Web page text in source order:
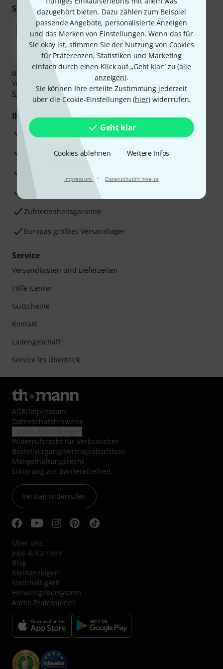
dazugehört bieten. Dazu zählen zum Beispiel
passende Angebote, personalisierte Anzeigen
und das Merken von Einstellungen. Wenn das für
Sie okay ist, stimmen Sie der Nutzung von Cookies
für Präferenzen, Statistiken und Marketing
einfach durch einen Klick auf „Geht klar“ zu (alle
anzeigen).
Sie können Ihre erteilte Zustimmung jederzeit
über die Cookie-Einstellungen (hier) widerrufen.
Geht klar
Cookies ablehnen Weitere Infos
Impressum · Datenschutzhinweise
Sicher einkaufen & bezahlen
Bezahlen Sie vertraulich und sicher per Nachnahme,
Vorkasse, PayPal, Amazon Pay,Klarna Sofort bezahlen
Klarna Ratenzahlungoder Kreditkarte.
Ihre Vorteile
3 Jahre Thomann Garantie
30 Tage Money-Back-Garantie
Beratung durch Fachexperten
Zufriedenheitsgarantie
Europas größtes Versandlager
Service
Versandkosten und Lieferzeiten
Hilfe-Center
Gutscheine
Kontakt
Ladengeschäft
Service im Überblick
AGB/Impressum
Datenschutzhinweise
Widerrufsrecht für Verbraucher
Bestellvorgang/Vertragsabschluss
Mängelhaftungsrecht
Erklärung zur Barrierefreiheit
Vertrag widerrufen
Über uns
Jobs & Karriere
Blog
Kleinanzeigen
Nachhaltigkeit
Hinweisgebersystem
Audio Professionell